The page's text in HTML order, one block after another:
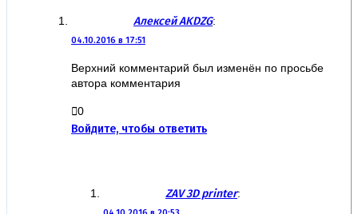
Алексей AKDZG:
04.10.2016 в 17:51
Верхний комментарий был изменён по просьбе
автора комментария
0
Войдите, чтобы ответить
ZAV 3D printer: